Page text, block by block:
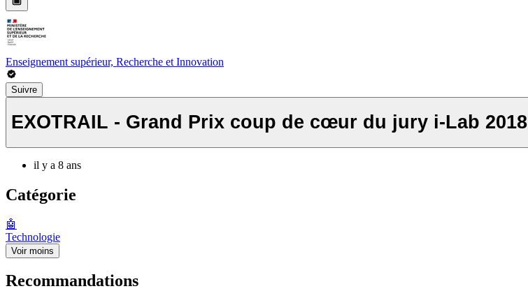
Enseignement supérieur, Recherche et Innovation
Suivre
EXOTRAIL - Grand Prix coup de cœur du jury i-Lab 2018
il y a 8 ans
Catégorie
🤖
Technologie
Voir moins
Recommandations